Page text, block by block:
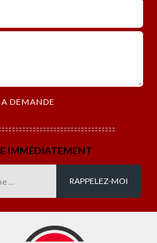
IMMEDIATEMENT